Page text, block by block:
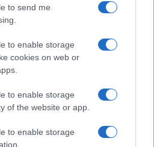
to send me
to enable storage
cookies on web or
to enable storage
of the website or app.
to enable storage
abbiamo il coraggio di
Dobbiamo affermarlo per
più che il candidato che
se la democrazia europea
strumenti dittatoriali ed
erano quasi meglio i
militari.
a Orban perché toglie